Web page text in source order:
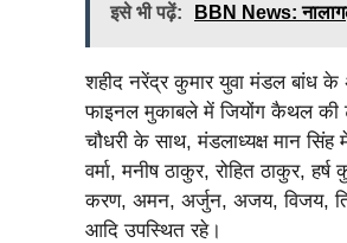
इसे भी पढ़ें: BBN News:
शहीद नरेंद्र कुमार युवा मंडल बांध के
फाइनल मुकाबले में जियोंग कैथल की
चौधरी के साथ, मंडलाध्यक्ष मान सिंह
वर्मा, मनीष ठाकुर, रोहित ठाकुर,
करण, अमन, अर्जुन, अजय, विजय,
आदि उपस्थित रहे।